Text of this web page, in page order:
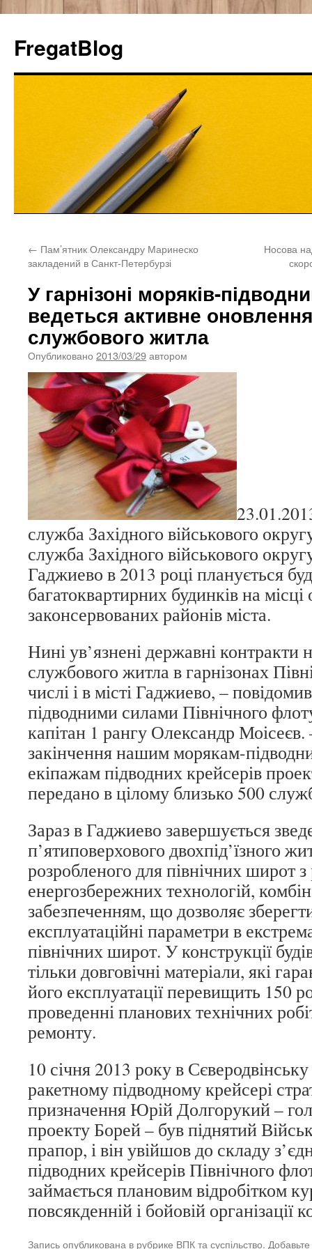
FregatBlog
← Пам’ятник Олександру Маринеско
закладений в Санкт-Петербурзі
Носова
У гарнізоні моряків-
ведеться активне
службового житла
Опубликовано 2013/03/29автором
служба Західного військового
служба Західного військового
Гаджиево в 2013 році планується
багатоквартирних будинків на місці
законсервованих районів міста.
Нині ув’язнені державні контракти
службового житла в гарнізонах
числі і в місті Гаджиево, –
підводними силами Північного
капітан 1 рангу Олександр Моісеєв.
закінчення нашим морякам-
екіпажам підводних крейсерів
передано в цілому близько 500
Зараз в Гаджиево завершується
п’ятиповерхового двохпід’їзного
розробленого для північних широт з
енергозбережних технологій,
забезпеченням, що дозволяє
експлуатаційні параметри в
північних широт. У конструкції
тільки довговічні матеріали, які
його експлуатації перевищить 150
проведенні планових технічних
ремонту.
10 січня 2013 року в
ракетному підводному крейсері
призначення Юрій Долгорукий –
проекту Борей – був піднятий
прапор, і він увійшов до складу
підводних крейсерів Північного
займається плановим відробітком
повсякденній і бойовій організації
Запись опубликована в рубрике ВПК та суспільство.